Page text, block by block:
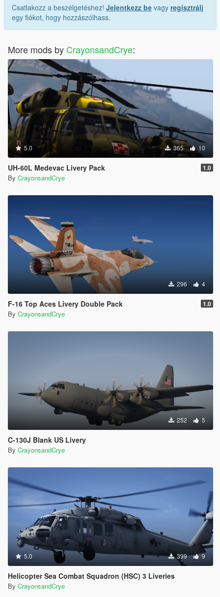
Csatlakozz a beszélgetéshez! Jelentkezz be vagy regisztrálj
egy fiókot, hogy hozzászólhass.
More mods by CrayonsandCrye:
5.0 365 10
UH-60L Medevac Livery Pack 1.0
By CrayonsandCrye
296 4
F-16 Top Aces Livery Double Pack 1.0
By CrayonsandCrye
252 5
C-130J Blank US Livery
By CrayonsandCrye
5.0 399 9
Helicopter Sea Combat Squadron (HSC) 3 Liveries
By CrayonsandCrye